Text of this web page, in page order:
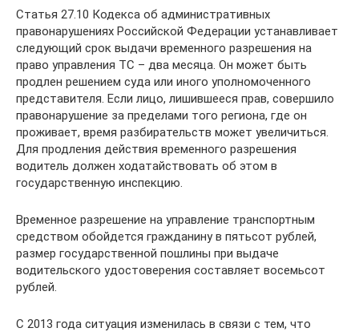
Статья 27.10 Кодекса об административных
правонарушениях Российской Федерации устанавливает
следующий срок выдачи временного разрешения на
право управления ТС – два месяца. Он может быть
продлен решением суда или иного уполномоченного
представителя. Если лицо, лишившееся прав, совершило
правонарушение за пределами того региона, где он
проживает, время разбирательств может увеличиться.
Для продления действия временного разрешения
водитель должен ходатайствовать об этом в
государственную инспекцию.
Временное разрешение на управление транспортным
средством обойдется гражданину в пятьсот рублей,
размер государственной пошлины при выдаче
водительского удостоверения составляет восемьсот
рублей.
С 2013 года ситуация изменилась в связи с тем, что